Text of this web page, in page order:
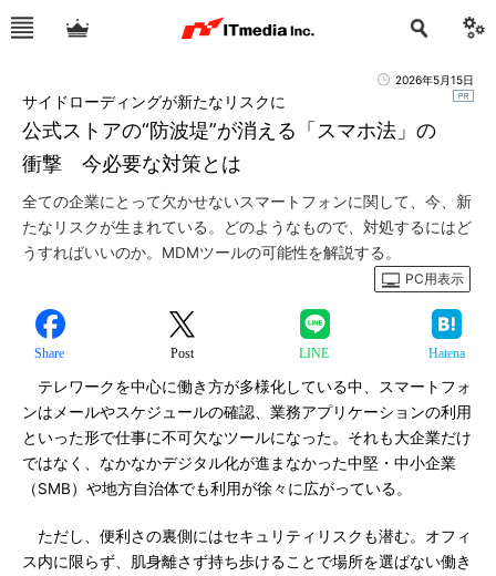
2026年5月15日
公式ストアの“防波堤”が消える「スマホ法」の
衝撃 今必要な対策とは
サイドローディングが新たなリスクに
全ての企業にとって欠かせないスマートフォンに関して、今、新
たなリスクが生まれている。どのようなもので、対処するにはど
うすればいいのか。MDMツールの可能性を解説する。
PC用表示
Share Post LINE Hatena
テレワークを中心に働き方が多様化している中、スマートフォ
ンはメールやスケジュールの確認、業務アプリケーションの利用
といった形で仕事に不可欠なツールになった。それも大企業だけ
ではなく、なかなかデジタル化が進まなかった中堅・中小企業
（SMB）や地方自治体でも利用が徐々に広がっている。
ただし、便利さの裏側にはセキュリティリスクも潜む。オフィ
ス内に限らず、肌身離さず持ち歩けることで場所を選ばない働き